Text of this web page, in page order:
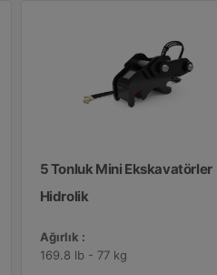
5 Tonluk Mini Ekskavatörler
Hidrolik
Ağırlık :
169.8 lb - 77 kg